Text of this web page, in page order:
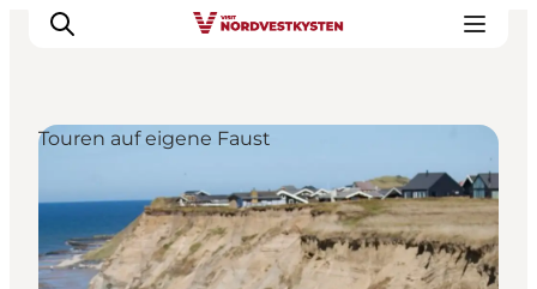
Urlaubsorte
Inspiration
Events
Touren auf eigene Faust